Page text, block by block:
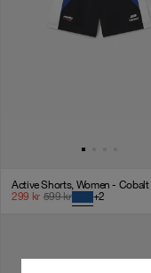
299 kr 599kr +2